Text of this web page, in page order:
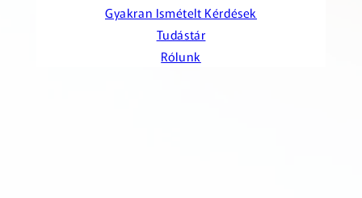
Gyakran Ismételt Kérdések
Tudástár
Rólunk